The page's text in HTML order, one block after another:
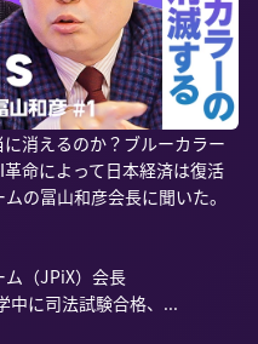
消えるのか？ブルーカラー
命によって日本経済は復活
の冨山和彦会長に聞いた。
（JPiX）会長
中に司法試験合格、...